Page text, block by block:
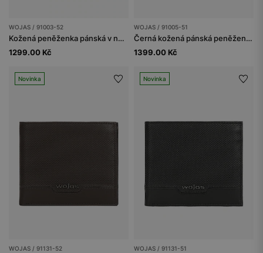
WOJAS / 91003-52
Kožená peněženka pánská v neutrální hnědé barvě
1299.00 Kč
WOJAS / 91005-51
Černá kožená pánská peněženka
1399.00 Kč
Novinka
WOJAS / 91131-52
Novinka
WOJAS / 91131-51